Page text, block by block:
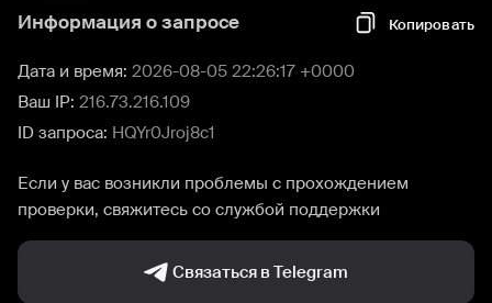
Информация о запросе Копировать
Дата и время: 2026-08-05 22:26:17 +0000
Ваш IP: 216.73.216.109
ID запроса: HQYr0Jroj8c1
Если у вас возникли проблемы с прохождением
проверки, свяжитесь со службой поддержки
Связаться в Telegram